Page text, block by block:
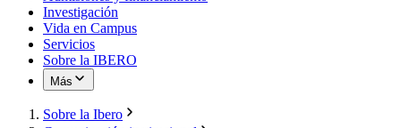
Investigación
Vida en Campus
Servicios
Sobre la IBERO
Más
Sobre la Ibero